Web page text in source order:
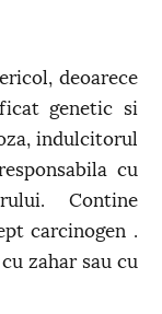
deoarece
genetic si
indulcitorul
cu
Contine
carcinogen .
zahar sau cu